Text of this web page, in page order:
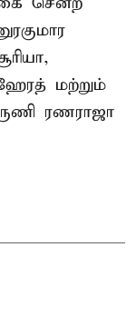
ஹேரத் மற்றும்
ரணராஜா